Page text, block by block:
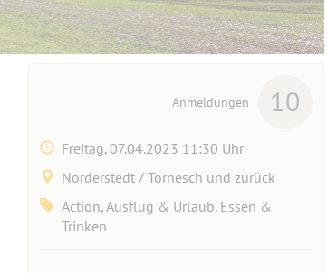
Anmeldungen 10
Freitag, 07.04.2023 11:30 Uhr
Norderstedt / Tornesch und zurück
Action, Ausflug & Urlaub, Essen &
Trinken